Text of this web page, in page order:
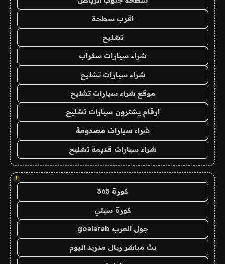
اقرب سطحة
تشليح
شراء سيارات سكراب
شراء سيارات تشليح
موقع شراء سيارات تشليح
ارقام يشترون سيارات تشليح
شراء سيارات مصدومة
شراء سيارات قديمة تشليح
!
كورة 365
كورة سيتي
جول العرب goalarab
بث مباشر ريال مدريد اليوم